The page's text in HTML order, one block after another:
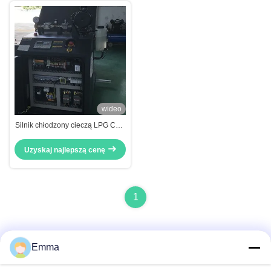
wideo
Silnik chłodzony cieczą LPG CHP
kogeneracja LPG
Uzyskaj najlepszą cenę
1
Emma